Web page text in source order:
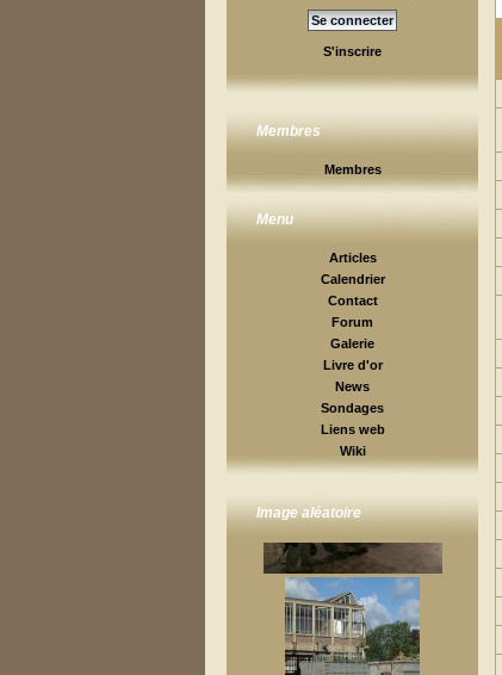
S'inscrire
Membres
Membres
Menu
Articles
Calendrier
Contact
Forum
Galerie
Livre d'or
News
Sondages
Liens web
Wiki
Image aléatoire